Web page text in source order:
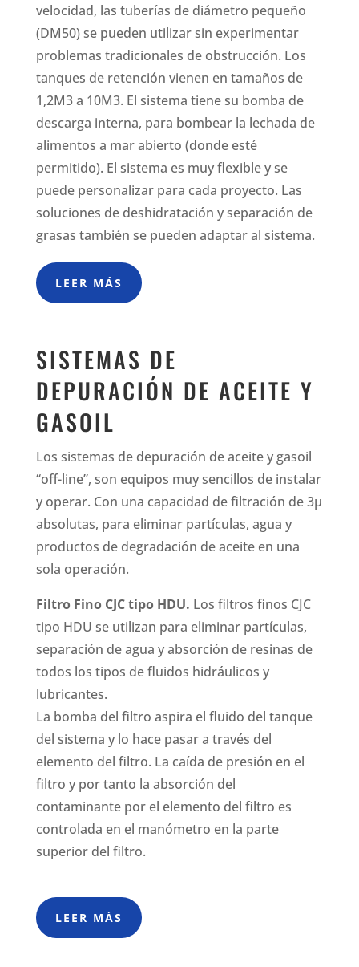
velocidad, las tuberías de diámetro pequeño
(DM50) se pueden utilizar sin experimentar
problemas tradicionales de obstrucción. Los
tanques de retención vienen en tamaños de
1,2M3 a 10M3. El sistema tiene su bomba de
descarga interna, para bombear la lechada de
alimentos a mar abierto (donde esté
permitido). El sistema es muy flexible y se
puede personalizar para cada proyecto. Las
soluciones de deshidratación y separación de
grasas también se pueden adaptar al sistema.
LEER MÁS
SISTEMAS DE
DEPURACIÓN DE ACEITE Y
GASOIL
Los sistemas de depuración de aceite y gasoil
“off-line”, son equipos muy sencillos de instalar
y operar. Con una capacidad de filtración de 3µ
absolutas, para eliminar partículas, agua y
productos de degradación de aceite en una
sola operación.
Filtro Fino CJC tipo HDU. Los filtros finos CJC
tipo HDU se utilizan para eliminar partículas,
separación de agua y absorción de resinas de
todos los tipos de fluidos hidráulicos y
lubricantes.
La bomba del filtro aspira el fluido del tanque
del sistema y lo hace pasar a través del
elemento del filtro. La caída de presión en el
filtro y por tanto la absorción del
contaminante por el elemento del filtro es
controlada en el manómetro en la parte
superior del filtro.
LEER MÁS